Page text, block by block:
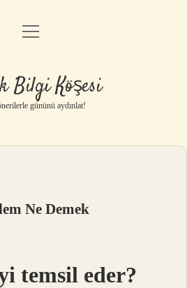
Anasayfa
Yasal Uyarı
menüyü
Bilgi Köşesi
gününü aydınlat!
Ne Demek
temsil eder?